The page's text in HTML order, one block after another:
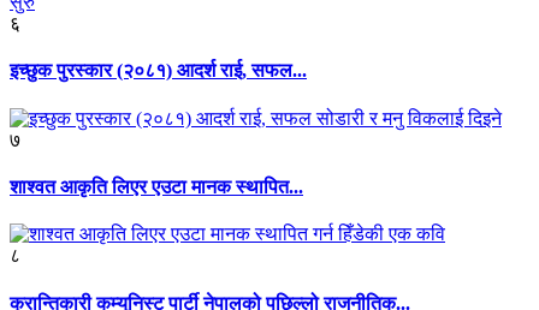
६
इच्छुक पुरस्कार (२०८१) आदर्श राई, सफल...
७
शाश्वत आकृति लिएर एउटा मानक स्थापित...
८
क्रान्तिकारी कम्युनिस्ट पार्टी नेपालको पछिल्लो राजनीतिक...